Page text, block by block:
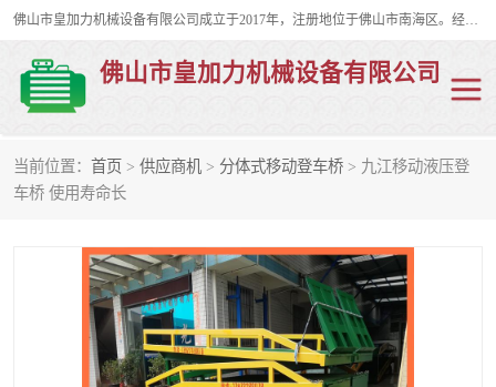
佛山市皇加力机械设备有限公司成立于2017年，注册地位于佛山市南海区。经营范围包括：其他机械设备及电子产品批发、电气设备批发、贸易代理、五金产品批发等；主要产品有：移动式登车桥、叉车装卸货平台、移动式升降机、升降货梯、油桶夹具、电动堆高车。
佛山市皇加力机械设备有限公司
当前位置： 首页 > 供应商机 > 分体式移动登车桥 > 九江移动液压登
车桥 使用寿命长
移动式登车桥
步行式电动堆高车 移动登车台
叉车装卸货平台 电动搬运车
移动式升降平台 升降货梯